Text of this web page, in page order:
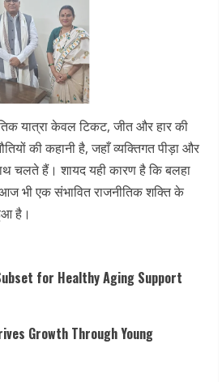
यात्रा केवल टिकट, जीत और हार की
की कहानी है, जहाँ व्यक्तिगत पीड़ा और
चलते हैं। शायद यही कारण है कि बलहा
भी एक संभावित राजनीतिक शक्ति के
है।
for Healthy Aging Support
Growth Through Young